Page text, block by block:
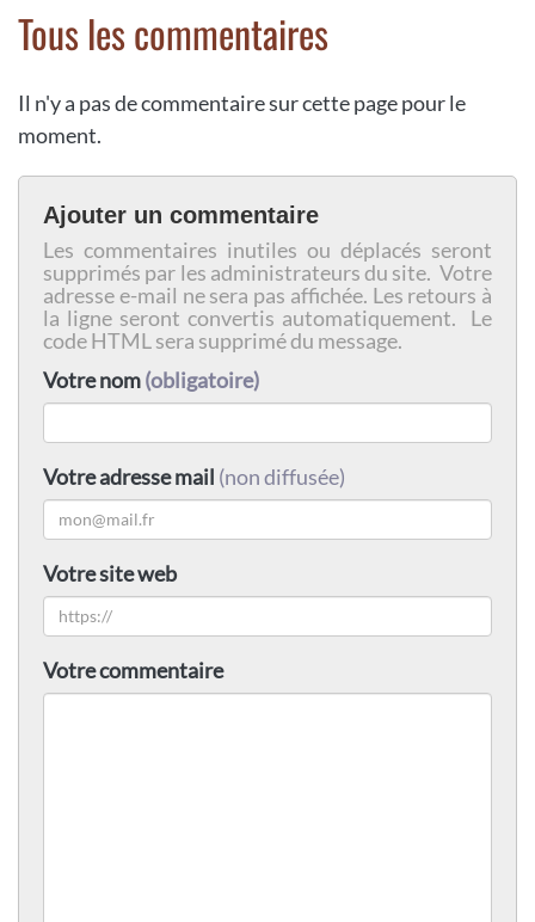
Tous les commentaires
Il n'y a pas de commentaire sur cette page pour le
moment.
Ajouter un commentaire
Les commentaires inutiles ou déplacés seront
supprimés par les administrateurs du site. Votre
adresse e-mail ne sera pas affichée. Les retours à
la ligne seront convertis automatiquement. Le
code HTML sera supprimé du message.
Votre nom(obligatoire)
Votre adresse mail (non diffusée)
Votre site web
Votre commentaire